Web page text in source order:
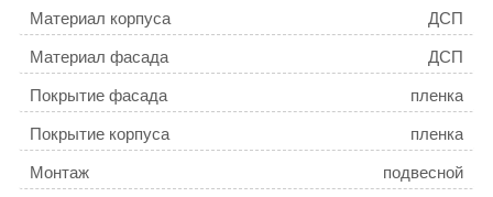
Материал корпуса ДСП
Материал фасада ДСП
Покрытие фасада пленка
Покрытие корпуса пленка
Монтаж подвесной